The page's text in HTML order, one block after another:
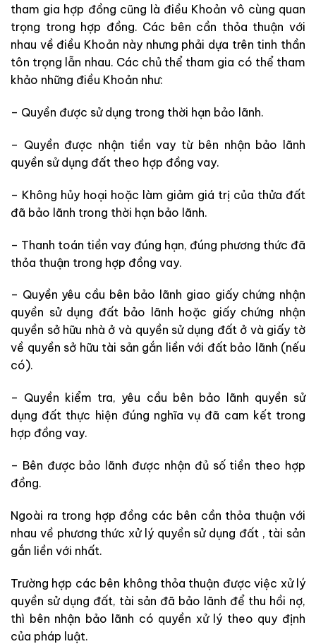
tham gia hợp đồng cũng là điều Khoản vô cùng quan
trọng trong hợp đồng. Các bên cần thỏa thuận với
nhau về điều Khoản này nhưng phải dựa trên tinh thần
tôn trọng lẫn nhau. Các chủ thể tham gia có thể tham
khảo những điều Khoản như:
– Quyền được sử dụng trong thời hạn bảo lãnh.
– Quyền được nhận tiền vay từ bên nhận bảo lãnh
quyền sử dụng đất theo hợp đồng vay.
– Không hủy hoại hoặc làm giảm giá trị của thửa đất
đã bảo lãnh trong thời hạn bảo lãnh.
– Thanh toán tiền vay đúng hạn, đúng phương thức đã
thỏa thuận trong hợp đồng vay.
– Quyền yêu cầu bên bảo lãnh giao giấy chứng nhận
quyền sử dụng đất bảo lãnh hoặc giấy chứng nhận
quyền sở hữu nhà ở và quyền sử dụng đất ở và giấy tờ
về quyền sở hữu tài sản gắn liền với đất bảo lãnh (nếu
có).
– Quyền kiểm tra, yêu cầu bên bảo lãnh quyền sử
dụng đất thực hiện đúng nghĩa vụ đã cam kết trong
hợp đồng vay.
– Bên được bảo lãnh được nhận đủ số tiền theo hợp
đồng.
Ngoài ra trong hợp đồng các bên cần thỏa thuận với
nhau về phương thức xử lý quyền sử dụng đất , tài sản
gắn liền với nhất.
Trường hợp các bên không thỏa thuận được việc xử lý
quyền sử dụng đất, tài sản đã bảo lãnh để thu hồi nợ,
thì bên nhận bảo lãnh có quyền xử lý theo quy định
của pháp luật.